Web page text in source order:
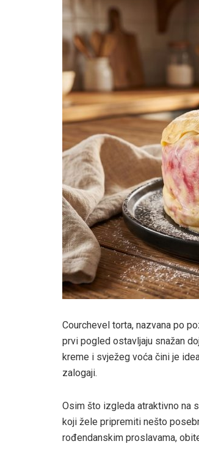
Courchevel torta, nazvana po
prvi pogled ostavljaju snažan
kreme i svježeg voća čini je
zalogaji.
Osim što izgleda atraktivno na
koji žele pripremiti nešto
rođendanskim proslavama,